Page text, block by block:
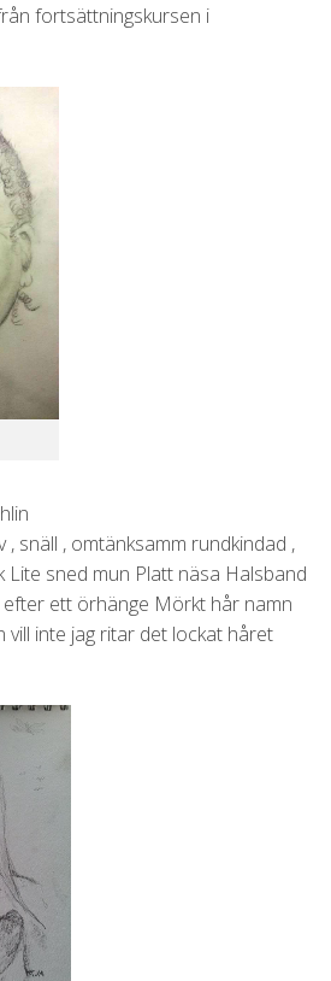
fortsättningskursen i
, snäll , omtänksamm rundkindad ,
Lite sned mun Platt näsa Halsband
ett örhänge Mörkt hår namn
vill inte jag ritar det lockat håret